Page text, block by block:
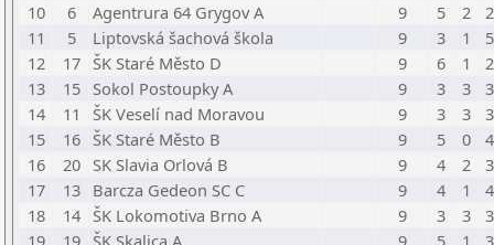
10
6 Agentrura 64 Grygov A 9 5 2
2
11
5 Liptovská šachová škola 9 3 1
5
12
17 ŠK Staré Město D 9 6 1
2
13
15 Sokol Postoupky A 9 3 3
3
14
11 ŠK Veselí nad Moravou 9 3 3
3
15
16 ŠK Staré Město B 9 5 0
4
16
20 SK Slavia Orlová B 9 4 2
3
17
13 Barcza Gedeon SC C 9 4 1
4
18
14 ŠK Lokomotiva Brno A 9 3 3
3
19
19 ŠK Skalica A 9 5 1
3